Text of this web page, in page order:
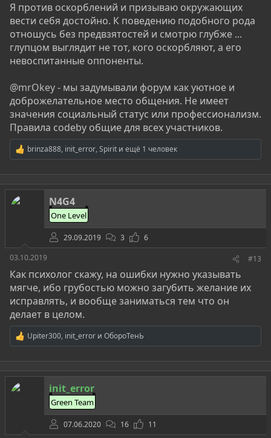
Я против оскорблений и призываю окружающих
вести себя достойно. К поведению подобного рода
отношусь без предвзятостей и смотрю глубже ...
глупцом выглядит не тот, кого оскорбляют, а его
невоспитанные оппоненты.
@mrOkey- мы задумывали форум как уютное и
доброжелательное место общения. Не имеет
значения социальный статус или профессионализм.
Правила codeby общие для всех участников.
Р
е
а
к
ц
и
brinza888, init_error,Spirit и ещё 1 человек
N4G4
One Level
29.09.2019 3
6
03.10.2019
#13
Как психолог скажу, на ошибки нужно указывать
мягче, ибо грубостью можно загубить желание их
исправлять, и вообще заниматься тем что он
делает в целом.
Р
е
а
к
ц
и
Upiter300, init_error и ОбороТенЬ
init_error
Green Team
07.06.2020 16
11